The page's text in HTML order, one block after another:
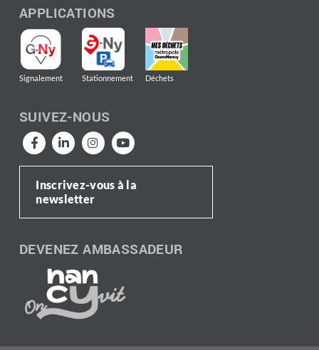
APPLICATIONS
Signalement Stationnement Déchets
SUIVEZ-NOUS
Inscrivez-vous à la
newsletter
DEVENEZ AMBASSADEUR